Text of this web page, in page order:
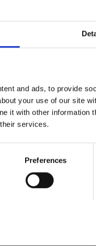
and ads, to provide
your use of our site
it with other information
services.
Preferences
Fotokubek z
i tekstem lub magiczny
wpływem temperatury, to
doskonałe podarunki dla
Cennik